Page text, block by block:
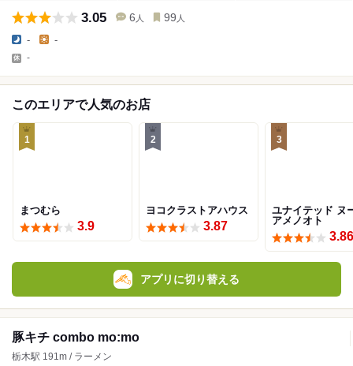
3.05 6 人 99 人
- -
-
このエリアで人気のお店
1
まつむら
3.9
2
ヨコクラストアハウス
3.87
3
ユナイテッド ヌ
アメノオト
3.86
アプリに切り替える
豚キチ combo mo:mo
栃木駅 191m / ラーメン